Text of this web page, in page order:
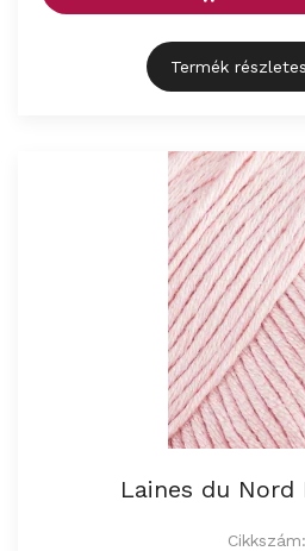
Termék
Laines du Nord
Cikkszám: